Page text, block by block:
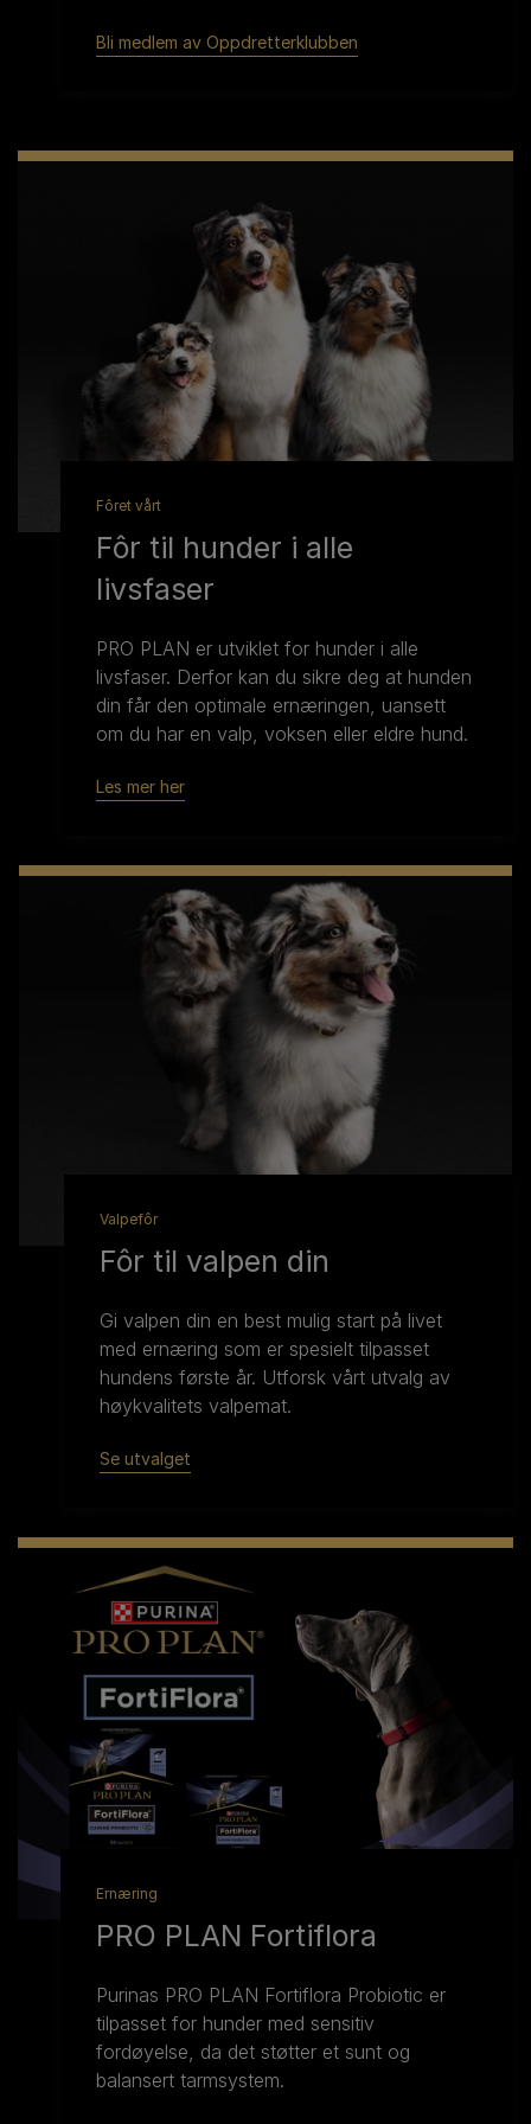
Bli medlem av Oppdretterklubben
Fôret vårt
Fôr til hunder i alle
livsfaser
PRO PLAN er utviklet for hunder i alle
livsfaser. Derfor kan du sikre deg at hunden
din får den optimale ernæringen, uansett
om du har en valp, voksen eller eldre hund.
Les mer her
Valpefôr
Fôr til valpen din
Gi valpen din en best mulig start på livet
med ernæring som er spesielt tilpasset
hundens første år. Utforsk vårt utvalg av
høykvalitets valpemat.
Se utvalget
Ernæring
PRO PLAN Fortiflora
Purinas PRO PLAN Fortiflora Probiotic er
tilpasset for hunder med sensitiv
fordøyelse, da det støtter et sunt og
balansert tarmsystem.